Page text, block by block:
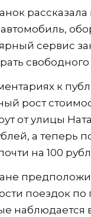
сервис
к
рост
от улицы
а теперь
на 100
поездок по
наблюдается